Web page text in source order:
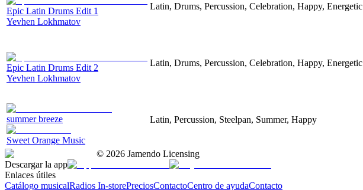
Epic Latin Drums Edit 1
Yevhen Lokhmatov
Latin, Drums, Percussion, Celebration, Happy, Energetic
Epic Latin Drums Edit 2
Yevhen Lokhmatov
Latin, Drums, Percussion, Celebration, Happy, Energetic
summer breeze
Sweet Orange Music
Latin, Percussion, Steelpan, Summer, Happy
© 2026 Jamendo Licensing
Descargar la app
Enlaces útiles
Catálogo musicalRadios In-storePreciosContactoCentro de ayudaContacto